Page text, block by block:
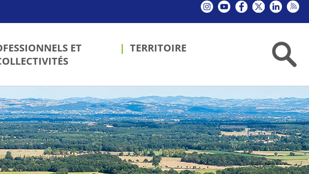
ET
TERRITOIRE